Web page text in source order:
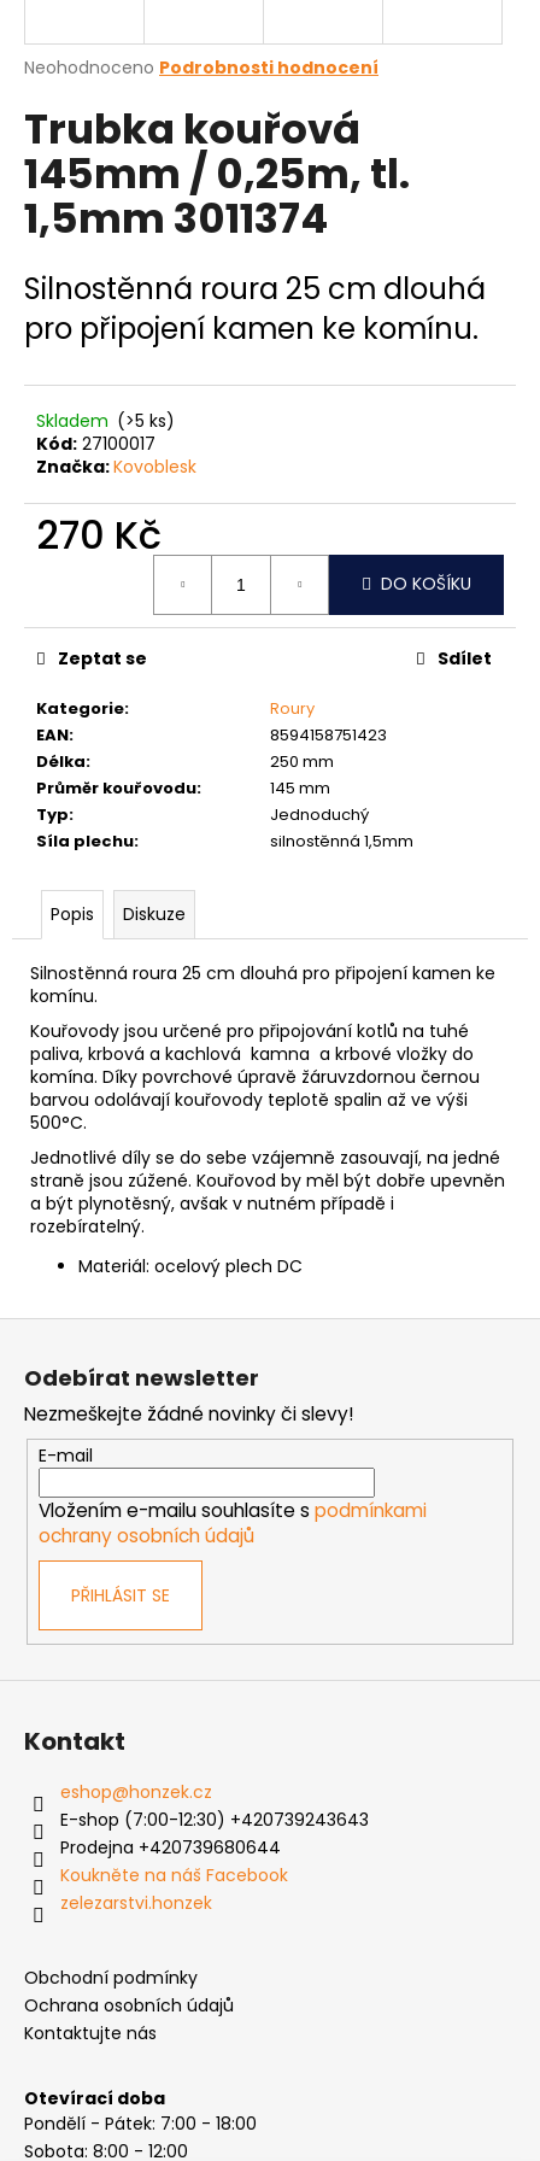
Průměrné
produktu
0,0
5
hvězdiček.
Neohodnoceno Podrobnosti hodnocení
Trubka kouřová
145mm / 0,25m, tl.
1,5mm 3011374
Silnostěnná roura 25 cm dlouhá
pro připojení kamen ke komínu.
Skladem (>5 ks)
Kód: 27100017
Značka:Kovoblesk
270 Kč
DO KOŠÍKU
Kategorie:
Roury
EAN:
8594158751423
Délka:
250 mm
Průměr kouřovodu:
145 mm
Typ:
Jednoduchý
Síla plechu: silnostěnná 1,5mm
Zeptat se Sdílet
Popis Diskuze
Silnostěnná roura 25 cm dlouhá pro připojení kamen ke
komínu.
Kouřovody jsou určené pro připojování kotlů na tuhé
paliva, krbová a kachlová kamna a krbové vložky do
komína. Díky povrchové úpravě žáruvzdornou černou
barvou odolávají kouřovody teplotě spalin až ve výši
500°C.
Jednotlivé díly se do sebe vzájemně zasouvají, na jedné
straně jsou zúžené. Kouřovod by měl být dobře upevněn
a být plynotěsný, avšak v nutném případě i
rozebíratelný.
Materiál: ocelový plech DC
j
t
?
HLEDAT
D
o
p
o
u
e
m
MATICE
ŠESTIHRANNÁ
PŘESNÁ
POZINK
0,10
Z
Odebírat newsletter
Nezmeškejte žádné novinky či slevy!
E-mail
Vložením e-mailu souhlasíte s podmínkami
ochrany osobních údajů
PŘIHLÁSIT SE
Kontakt
eshop@honzek.cz
E-shop (7:00-12:30) +420739243643
Prodejna +420739680644
Koukněte na náš Facebook
zelezarstvi.honzek
Obchodní podmínky
Ochrana osobních údajů
Kontaktujte nás
Otevírací doba
Pondělí - Pátek: 7:00 - 18:00
Sobota: 8:00 - 12:00